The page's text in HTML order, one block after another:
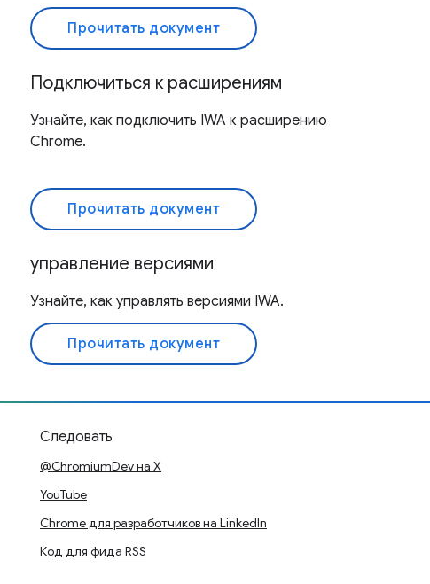
Прочитать документ
Подключиться к расширениям
Узнайте, как подключить IWA к расширению
Chrome.
Прочитать документ
управление версиями
Узнайте, как управлять версиями IWA.
Прочитать документ
Следовать
@ChromiumDev на X
YouTube
Chrome для разработчиков на LinkedIn
Код для фида RSS